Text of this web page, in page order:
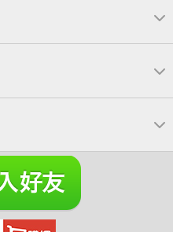
無調味綜合果
芝麻
南瓜子 豌豆 無糖 堅果飲
飲 萬歲牌小魚
裝 紅棗
味 全聯 堅果禮盒